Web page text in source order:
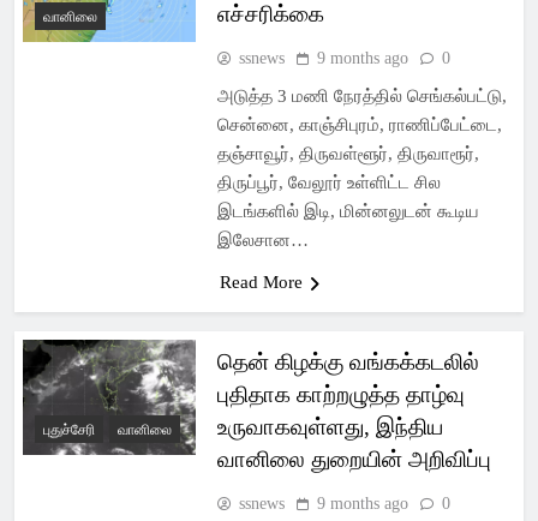
வானிலை
எச்சரிக்கை
ssnews 9 months ago 0
அடுத்த 3 மணி நேரத்தில் செங்கல்பட்டு,
சென்னை, காஞ்சிபுரம், ராணிப்பேட்டை,
தஞ்சாவூர், திருவள்ளூர், திருவாரூர்,
திருப்பூர், வேலூர் உள்ளிட்ட சில
இடங்களில் இடி, மின்னலுடன் கூடிய
இலேசான…
Read More
புதுச்சேரி வானிலை
தென் கிழக்கு வங்கக்கடலில்
புதிதாக காற்றழுத்த தாழ்வு
உருவாகவுள்ளது, இந்திய
வானிலை துறையின் அறிவிப்பு
ssnews 9 months ago 0